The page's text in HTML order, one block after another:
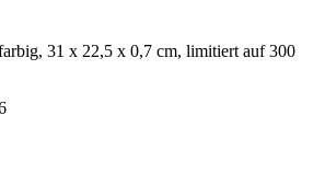
31 x 22,5 x 0,7 cm, limitiert auf 300